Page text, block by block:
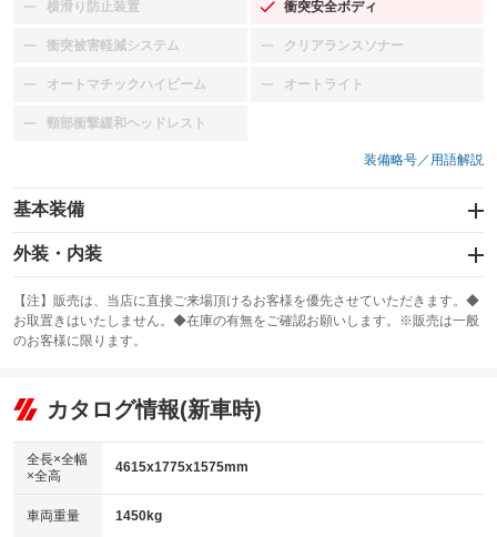
横滑り防止装置
：装備なし 衝突安全ボディ
：装備あり
衝突被害軽減システム
：装備なし クリアランスソナー
：装備なし
オートマチックハイビーム
：装備なし オートライト
：装備なし
頸部衝撃緩和ヘッドレスト
：装備なし
装備略号／用語解説
基本装備
エアバッグ：運転席/助手席/サイド
：装備あり
：装備なし
サンルーフ
：装備なし ABS
リフトアップ
：装備なし
：装備なし
パワーウィンドウ
アイドリングストップ
：装備なし
外装・内装
カーナビ
：装備なし
TV
：装備なし
ビジュアル
：装備なし
：装備あり
革シート
キーレス
【注】販売は、当店に直接ご来場頂けるお客様を優先させていただきます。◆
お取置きはいたしません。◆在庫の有無をご確認お願いします。※販売は一般
のお客様に限ります。
カタログ情報(新車時)
全長×全幅
×全高
4615x1775x1575mm
車両重量 1450kg